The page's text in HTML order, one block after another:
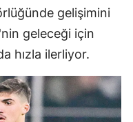
gelişimini
geleceği için
hızla ilerliyor.